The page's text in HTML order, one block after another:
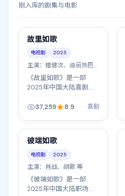
刚入库的剧集与电影
中国 臻彩画质
故里如歌
电视剧 2025
主演： 檀健次、迪丽热巴
等
《故里如歌》是一部
2025年中国大陆喜剧题
导，檀健次、迪丽热巴、
动全局命运，以人...
37,259 8.9 喜剧
中国 热播
49:03
彼端如歌
电视剧 2025
主演： 肖战、胡歌 等
《彼端如歌》是一部
2025年中国大陆职场题